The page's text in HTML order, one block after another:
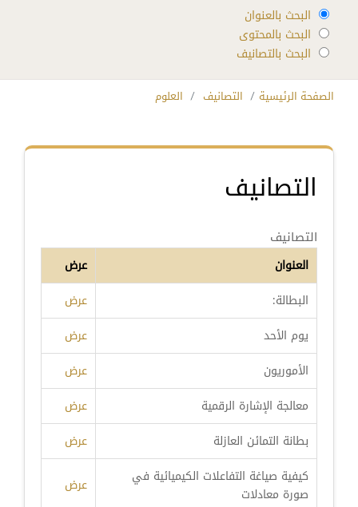
البحث بالعنوان
البحث بالمحتوى
البحث بالتصانيف
الصفحة الرئيسية التصانيف العلوم
التصانيف
التصانيف
العنوان
عرض
البطالة:
عرض
يوم الأحد
عرض
الأموريون
عرض
معالجة الإشارة الرقمية
عرض
بطانة التمائن العازلة
عرض
كيفية صياغة التفاعلات الكيميائية في
صورة معادلات
عرض